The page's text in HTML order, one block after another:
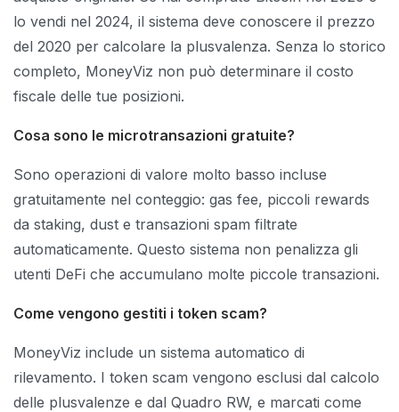
lo vendi nel 2024, il sistema deve conoscere il prezzo
del 2020 per calcolare la plusvalenza. Senza lo storico
completo, MoneyViz non può determinare il costo
fiscale delle tue posizioni.
Cosa sono le microtransazioni gratuite?
Sono operazioni di valore molto basso incluse
gratuitamente nel conteggio: gas fee, piccoli rewards
da staking, dust e transazioni spam filtrate
automaticamente. Questo sistema non penalizza gli
utenti DeFi che accumulano molte piccole transazioni.
Come vengono gestiti i token scam?
MoneyViz include un sistema automatico di
rilevamento. I token scam vengono esclusi dal calcolo
delle plusvalenze e dal Quadro RW, e marcati come